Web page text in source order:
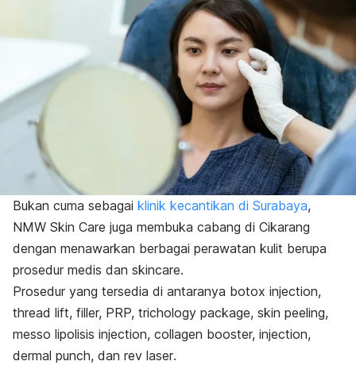
Bukan cuma sebagai klinik kecantikan di Surabaya,
NMW Skin Care juga membuka cabang di Cikarang
dengan menawarkan berbagai perawatan kulit berupa
prosedur medis dan skincare.
Prosedur yang tersedia di antaranya botox injection,
thread lift, filler, PRP, trichology package, skin peeling,
messo lipolisis injection, collagen booster, injection,
dermal punch, dan rev laser.